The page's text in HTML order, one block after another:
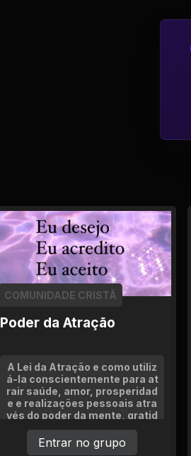
Poder da Atração
COMUNIDADE CRISTÃ
A Lei da Atração e como utiliz
á-la conscientemente para at
rair saúde, amor, prosperidad
e e realizações pessoais atra
vés do poder da mente, gratid
ão e energia vibracional.
Entrar no grupo